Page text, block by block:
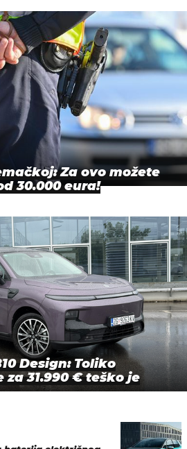
Za ovo možete
30.000 eura!
Design: Toliko
31.990 € teško je